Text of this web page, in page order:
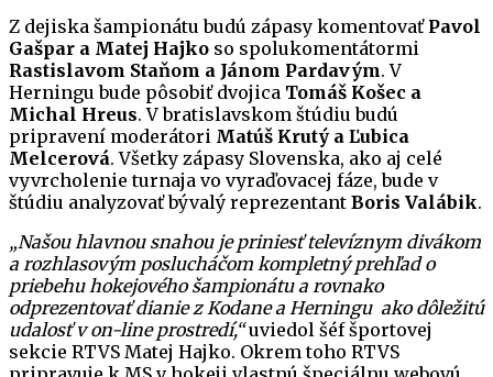
Z dejiska šampionátu budú zápasy komentovať Pavol
Gašpar a Matej Hajko so spolukomentátormi
Rastislavom Staňom a Jánom Pardavým. V
Herningu bude pôsobiť dvojica Tomáš Košec a
Michal Hreus. V bratislavskom štúdiu budú
pripravení moderátori Matúš Krutý a Ľubica
Melcerová. Všetky zápasy Slovenska, ako aj celé
vyvrcholenie turnaja vo vyraďovacej fáze, bude v
štúdiu analyzovať bývalý reprezentant Boris Valábik.
„Našou hlavnou snahou je priniesť televíznym divákom
a rozhlasovým poslucháčom kompletný prehľad o
priebehu hokejového šampionátu a rovnako
odprezentovať dianie z Kodane a Herningu ako dôležitú
udalosť v on-line prostredí,“uviedol šéf športovej
sekcie RTVS Matej Hajko. Okrem toho RTVS